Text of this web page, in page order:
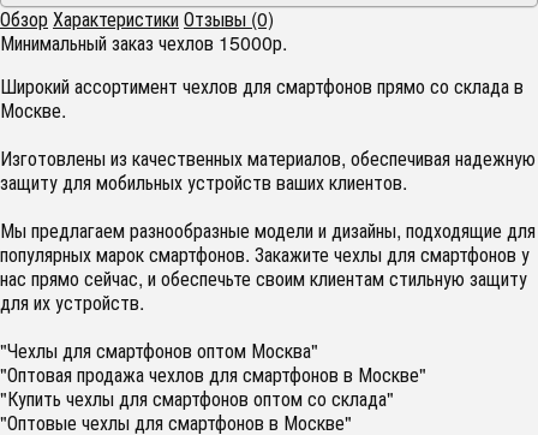
ОбзорХарактеристикиОтзывы (0)
Минимальный заказ чехлов 15000р.
Широкий ассортимент чехлов для смартфонов прямо со склада в
Москве.
Изготовлены из качественных материалов, обеспечивая надежную
защиту для мобильных устройств ваших клиентов.
Мы предлагаем разнообразные модели и дизайны, подходящие для
популярных марок смартфонов. Закажите чехлы для смартфонов у
нас прямо сейчас, и обеспечьте своим клиентам стильную защиту
для их устройств.
"Чехлы для смартфонов оптом Москва"
"Оптовая продажа чехлов для смартфонов в Москве"
"Купить чехлы для смартфонов оптом со склада"
"Оптовые чехлы для смартфонов в Москве"